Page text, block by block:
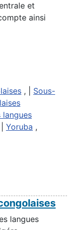
et
ainsi
, | Sous-
langues
Yoruba ,
langues